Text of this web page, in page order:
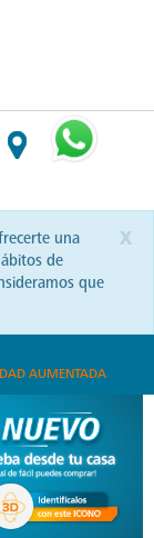
x
una
de
que
AUMENTADA